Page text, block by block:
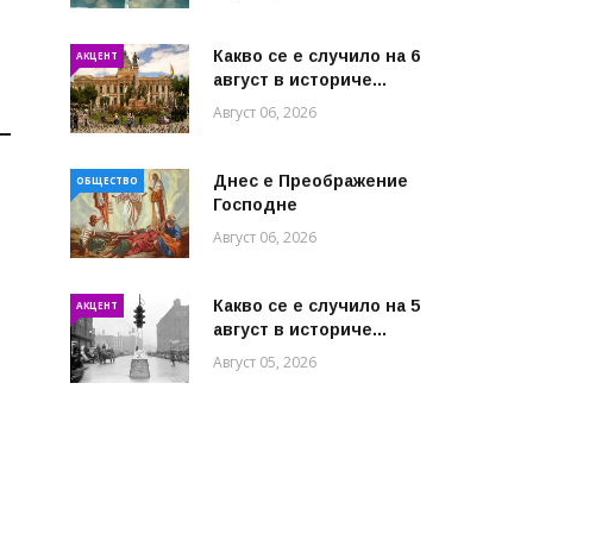
АКЦЕНТ
Какво се е случило на 6
август в историче...
Август 06, 2026
ОБЩЕСТВО
Днес е Преображение
Господне
Август 06, 2026
АКЦЕНТ
Какво се е случило на 5
август в историче...
Август 05, 2026